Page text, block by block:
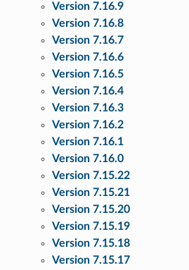
Version 7.16.9
Version 7.16.8
Version 7.16.7
Version 7.16.6
Version 7.16.5
Version 7.16.4
Version 7.16.3
Version 7.16.2
Version 7.16.1
Version 7.16.0
Version 7.15.22
Version 7.15.21
Version 7.15.20
Version 7.15.19
Version 7.15.18
Version 7.15.17